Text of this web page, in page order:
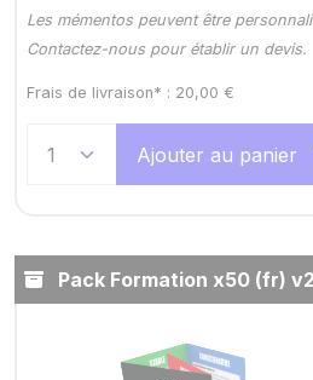
Les mémentos peuvent être
Contactez-nous pour établir un devis.
Frais de livraison* : 20,00 €
Ajouter au panier
Pack Formation x50 (fr) v2